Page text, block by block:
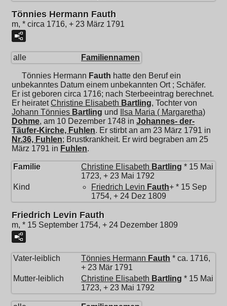
Tönnies Hermann Fauth
m, * circa 1716, + 23 März 1791
alle Familiennamen
Tönnies Hermann Fauth hatte den Beruf ein
unbekanntes Datum einem unbekannten Ort ; Schäfer.
Er ist geboren circa 1716; nach Sterbeeintrag berechnet.
Er heiratetChristine Elisabeth Bartling, Tochter von
Johann Tönnies Bartling und
Ilsa Maria ( Margaretha)
Dohme, am 10 Dezember 1748 in Johannes- der-
Täufer-Kirche, Fuhlen. Er stirbt an am 23 März 1791 in
Nr.36, Fuhlen; Brustkrankheit. Er wird begraben am 25
März 1791 in Fuhlen.
Familie Christine Elisabeth Bartling * 15 Mai
1723, + 23 Mai 1792
Kind
Friedrich Levin Fauth+ * 15 Sep
1754, + 24 Dez 1809
Friedrich Levin Fauth
m, * 15 September 1754, + 24 Dezember 1809
Vater-leiblich Tönnies Hermann Fauth * ca. 1716,
+ 23 Mär 1791
Mutter-leiblich
Christine Elisabeth Bartling * 15 Mai
1723, + 23 Mai 1792